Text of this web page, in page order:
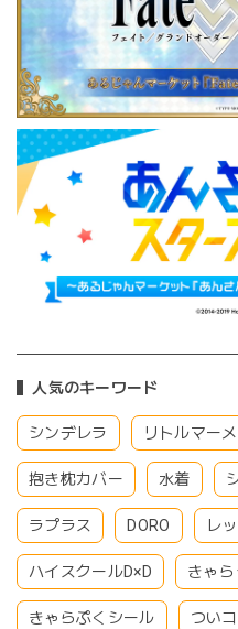
人気のキーワード
シンデレラ リトルマー
抱き枕カバー 水着
ラプラス DORO レ
ハイスクールD×D きゃ
きゃらぷくシール つい